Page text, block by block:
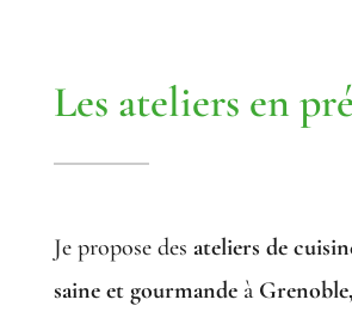
Les ateliers en
Je propose des ateliers de
saine et gourmande à